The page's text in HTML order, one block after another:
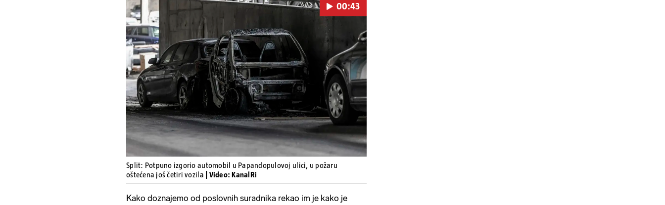
Pokretanje videa...
00:43
Split: Potpuno izgorio automobil u Papandopulovoj ulici, u požaru
oštećena još četiri vozila
| Video: KanalRi
Kako doznajemo od poslovnih suradnika rekao im je kako je